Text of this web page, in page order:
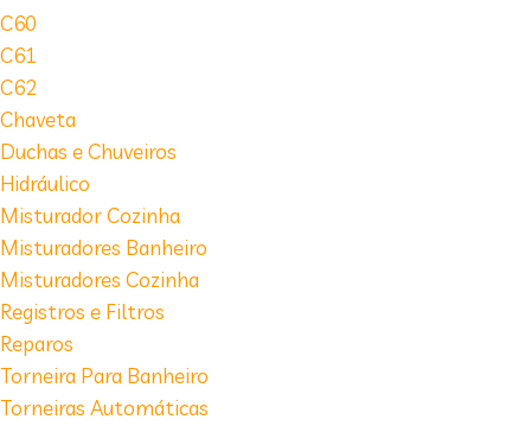
C60
C61
C62
Chaveta
Duchas e Chuveiros
Hidráulico
Misturador Cozinha
Misturadores Banheiro
Misturadores Cozinha
Registros e Filtros
Reparos
Torneira Para Banheiro
Torneiras Automáticas